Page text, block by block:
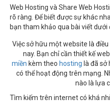
Web Hosting và Share Web
rõ ràng. Để biết được sự khác
bạn tham khảo qua bài viết dưới
Việc sở hữu một website là
nay. Bạn chỉ cần thiết kế
miền kèm theo hosting là đã
có thể hoạt động trên mạng.
nào là lựa
Tìm kiếm trên internet có khá